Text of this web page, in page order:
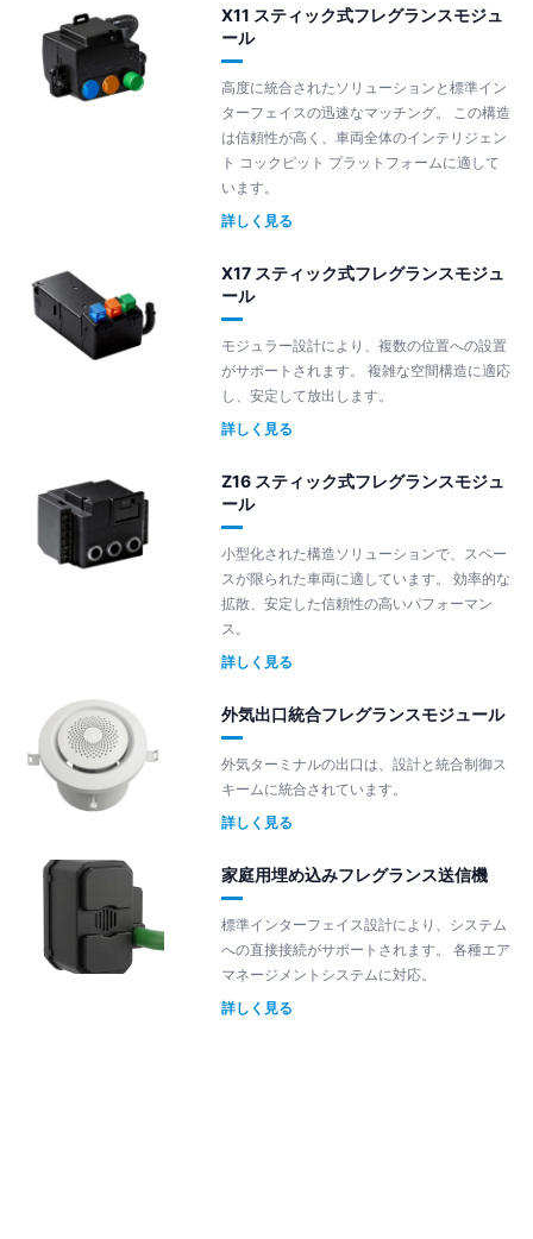
X11 スティック式フレグランスモジュ
ール
高度に統合されたソリューションと標準イン
ターフェイスの迅速なマッチング。 この構造
は信頼性が高く、車両全体のインテリジェン
ト コックピット プラットフォームに適して
います。
詳しく見る
X17 スティック式フレグランスモジュ
ール
モジュラー設計により、複数の位置への設置
がサポートされます。 複雑な空間構造に適応
し、安定して放出します。
詳しく見る
Z16 スティック式フレグランスモジュ
ール
小型化された構造ソリューションで、スペー
スが限られた車両に適しています。 効率的な
拡散、安定した信頼性の高いパフォーマン
ス。
詳しく見る
外気出口統合フレグランスモジュール
外気ターミナルの出口は、設計と統合制御ス
キームに統合されています。
詳しく見る
家庭用埋め込みフレグランス送信機
標準インターフェイス設計により、システム
への直接接続がサポートされます。 各種エア
マネージメントシステムに対応。
詳しく見る